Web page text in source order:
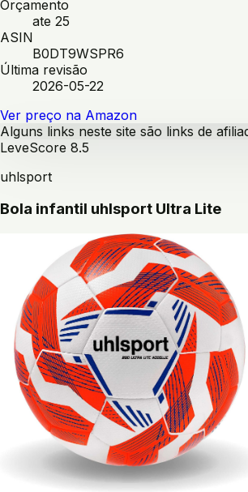
Orçamento
ate 25
ASIN
B0DT9WSPR6
Última revisão
2026-05-22
Ver preço na Amazon
Alguns links neste site são links de
LeveScore 8.5
uhlsport
Bola infantil uhlsport Ultra Lite